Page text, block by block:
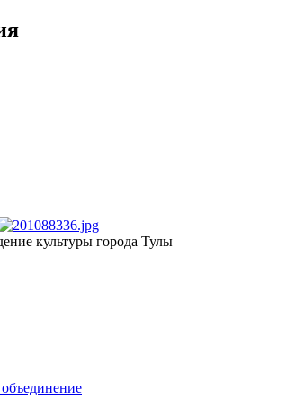
культуры города Тулы
объединение